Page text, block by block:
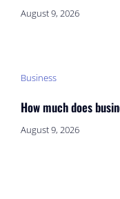
August 9, 2026
Business
How much does
August 9, 2026